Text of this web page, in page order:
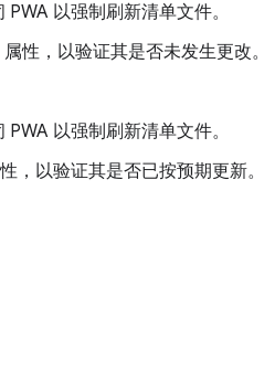
以强制刷新清单文件。
属性，以验证其是否未发生更改。
以强制刷新清单文件。
，以验证其是否已按预期更新。